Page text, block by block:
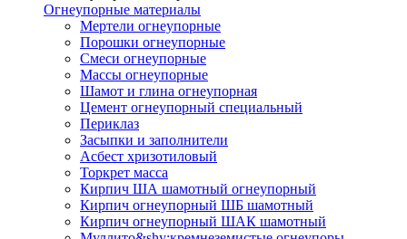
Огнеупорные материалы
Мертели огнеупорные
Порошки огнеупорные
Смеси огнеупорные
Массы огнеупорные
Шамот и глина огнеупорная
Цемент огнеупорный специальный
Периклаз
Засыпки и заполнители
Асбест хризотиловый
Торкрет масса
Кирпич ША шамотный огнеупорный
Кирпич огнеупорный ШБ шамотный
Кирпич огнеупорный ШАК шамотный